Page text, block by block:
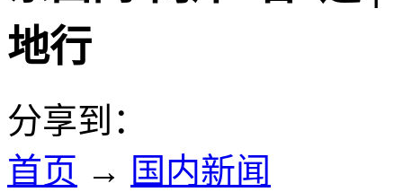
地行
分享到：
首页 → 国内新闻